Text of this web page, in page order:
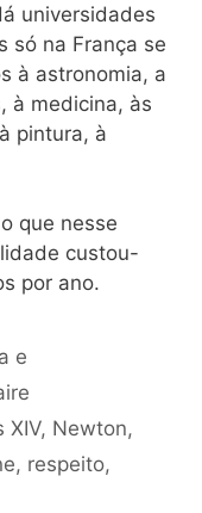
universidades
só na França se
à astronomia, a
à medicina, às
pintura, à
que nesse
custou-
por ano.
e
XIV, Newton,
, respeito,